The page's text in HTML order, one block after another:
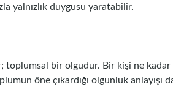
yalnızlık duygusu yaratabilir.
bir olgudur. Bir kişi ne kadar
öne çıkardığı olgunluk anlayışı